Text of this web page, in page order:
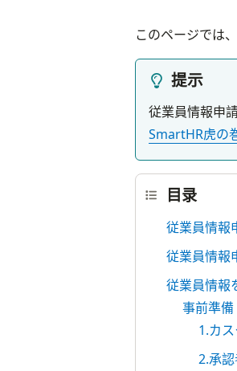
このページでは
提示
SmartHR虎の
目录
従業員情報
従業員情報
従業員情報
事前準備
1.カ
2.承